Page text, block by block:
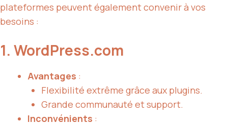
plateformes peuvent également convenir à vos
besoins :
1. WordPress.com
Avantages :
Flexibilité extrême grâce aux plugins.
Grande communauté et support.
Inconvénients :